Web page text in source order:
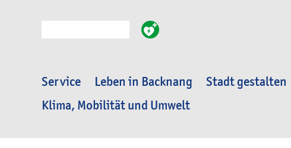
Service Leben in Backnang Stadt gestalten
Klima, Mobilität und Umwelt